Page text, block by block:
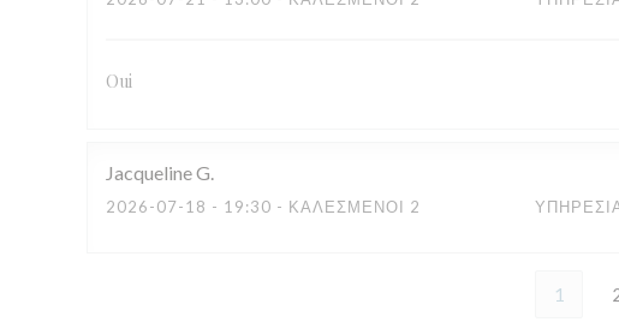
Oui
JacquelineG
2026-07-18 - 19:30 - ΚΑΛΕΣΜΈΝΟΙ 2
1